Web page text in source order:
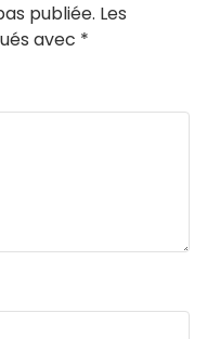
publiée. Les
avec *